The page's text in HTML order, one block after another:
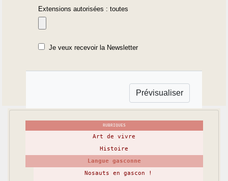
Extensions autorisées : toutes
Je veux recevoir la Newsletter
RUBRIQUES
Art de vivre
Histoire
Langue gasconne
Nosauts en gascon !